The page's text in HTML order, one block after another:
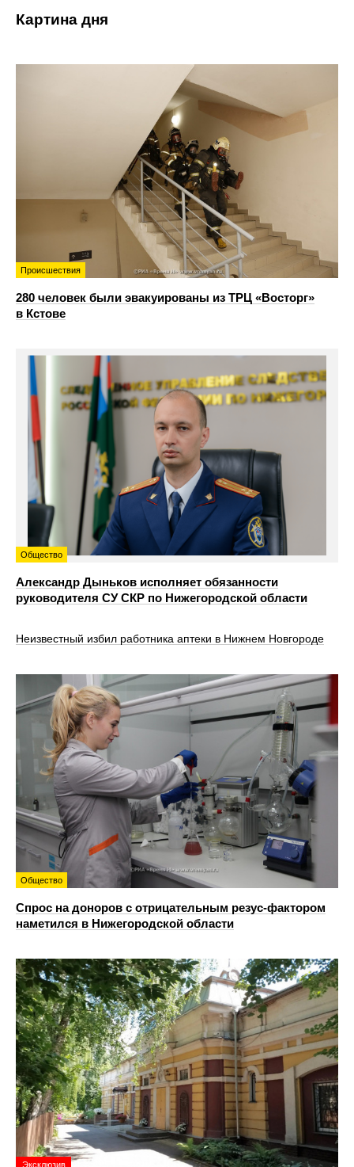
Картина дня
Происшествия
280 человек были эвакуированы из ТРЦ «Восторг»
в Кстове
Общество
Александр Дыньков исполняет обязанности
руководителя СУ СКР по Нижегородской области
Неизвестный избил работника аптеки в Нижнем Новгороде
Общество
Спрос на доноров с отрицательным резус-фактором
наметился в Нижегородской области
Эксклюзив